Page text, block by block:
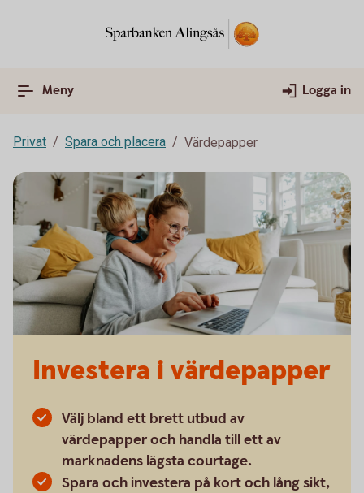
Meny Logga in
Privat Spara och placera Värdepapper
Investera i värdepapper
Välj bland ett brett utbud av
värdepapper och handla till ett av
marknadens lägsta courtage.
Spara och investera på kort och lång sikt,